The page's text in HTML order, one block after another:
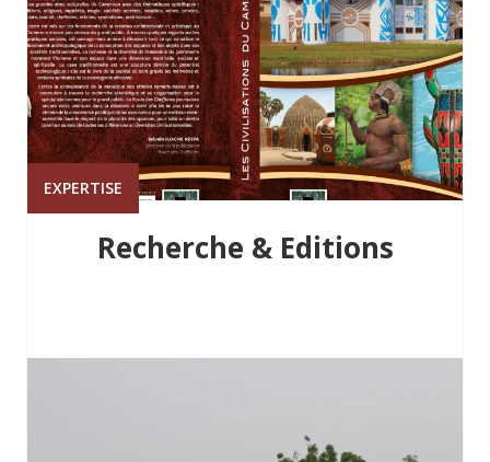
EXPERTISE
Recherche & Editions